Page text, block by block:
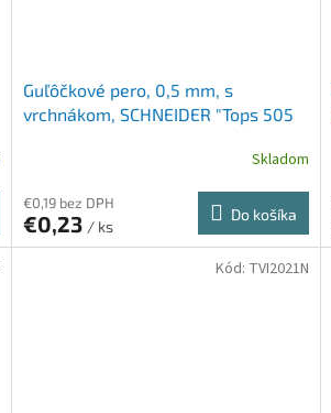
Guľôčkové pero, 0,5 mm, s
vrchnákom, SCHNEIDER "Tops 505
Skladom
€0,19 bez DPH
€0,23 / ks
Do košíka
Kód: TVI2021N